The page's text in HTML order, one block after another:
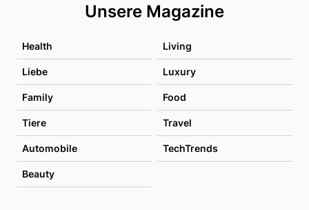
Unsere Magazine
Health Living
Liebe Luxury
Family Food
Tiere Travel
Automobile TechTrends
Beauty